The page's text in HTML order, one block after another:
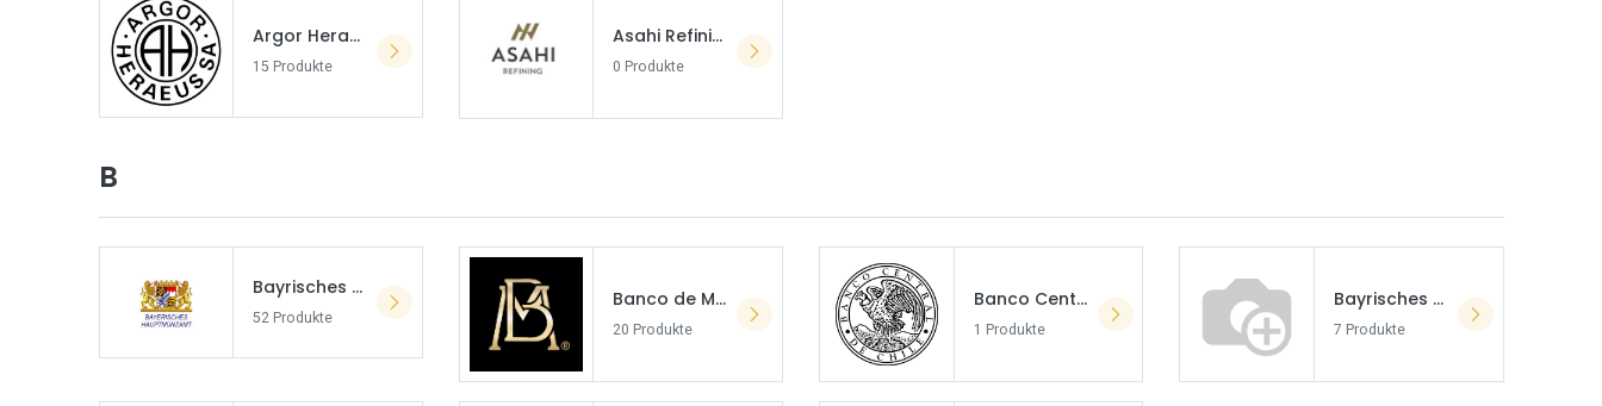
Argor Heraeus
15 Produkte
Asahi Refining
0 Produkte
B
Bayrisches Hauptmünzamt
52 Produkte
Banco de Mexico
20 Produkte
Banco Central de Chile
1 Produkte
Bayrisches Hauptmünzamt oder Geiger Edelmetalle
7 Produkte